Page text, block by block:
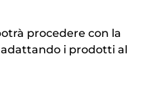
procedere con la
i prodotti al